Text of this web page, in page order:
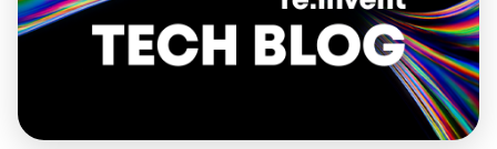
플랫폼 팀이 안정적인 클러스터 환경을 유지하기 위해 반
드시 알아야 하는 핵심 기능을 다루고 있습니다.